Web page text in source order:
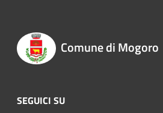
Comune di Mogoro
SEGUICI SU